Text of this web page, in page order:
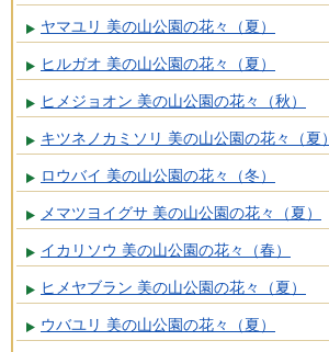
ヤマユリ 美の山公園の花々（夏）
ヒルガオ 美の山公園の花々（夏）
ヒメジョオン 美の山公園の花々（秋）
キツネノカミソリ 美の山公園の花々（夏）
ロウバイ 美の山公園の花々（冬）
メマツヨイグサ 美の山公園の花々（夏）
イカリソウ 美の山公園の花々（春）
ヒメヤブラン 美の山公園の花々（夏）
ウバユリ 美の山公園の花々（夏）